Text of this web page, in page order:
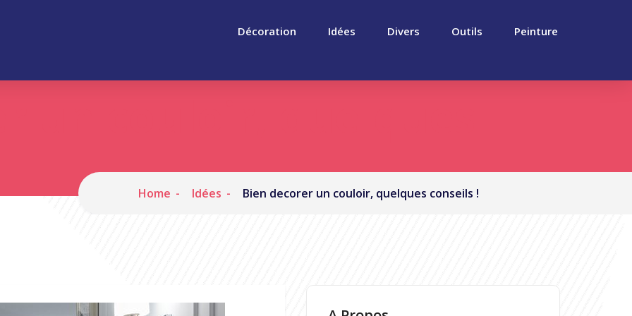
Décoration Idées Divers Outils Peinture
Home Idées Bien decorer un couloir, quelques conseils !